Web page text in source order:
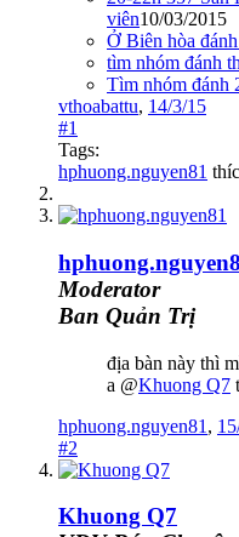
viên10/03/2015
Ở Biên hòa
tìm nhóm đánh
Tìm nhóm đánh
vthoabattu, 14/3/15
#1
Tags:
hphuong.nguyen81
Moderator
Ban Quản Trị
địa bàn này thì
a @Khuong Q7
hphuong.nguyen81 ,
#2
Khuong Q7